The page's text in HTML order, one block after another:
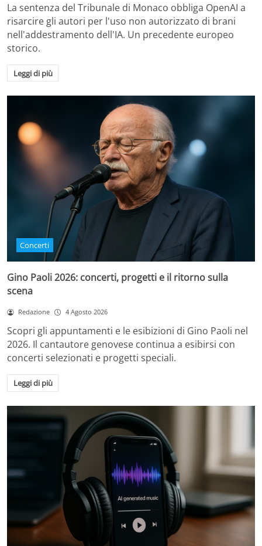
La sentenza del Tribunale di Monaco obbliga OpenAI a
risarcire gli autori per l'uso non autorizzato di brani
nell'addestramento dell'IA. Un precedente europeo
storico.
Leggi di più
Concerti
Gino Paoli 2026: concerti, progetti e il ritorno sulla
scena
Redazione 4 Agosto 2026
Scopri gli appuntamenti e le esibizioni di Gino Paoli nel
2026. Il cantautore genovese continua a esibirsi con
concerti selezionati e progetti speciali.
Leggi di più